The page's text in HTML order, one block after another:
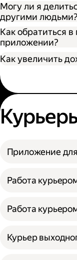
Могу ли я
другими людьми?
Как обратиться
приложении?
Как увеличить
Приложение
Работа
Работа
Курьер